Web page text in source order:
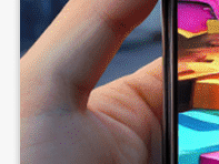
Oil & Gas
Mayor control
a gran escala.